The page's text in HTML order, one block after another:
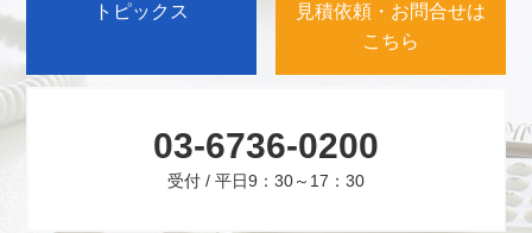
トピックス
見積依頼・お問合せは
こちら
03-6736-0200
受付 / 平日9：30～17：30